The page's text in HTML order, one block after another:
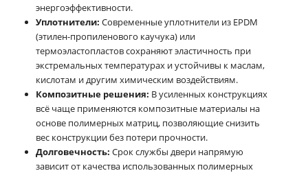
энергоэффективности.
Уплотнители: Современные уплотнители из EPDM
(этилен-пропиленового каучука) или
термоэластопластов сохраняют эластичность при
экстремальных температурах и устойчивы к маслам,
кислотам и другим химическим воздействиям.
Композитные решения: В усиленных конструкциях
всё чаще применяются композитные материалы на
основе полимерных матриц, позволяющие снизить
вес конструкции без потери прочности.
Долговечность: Срок службы двери напрямую
зависит от качества использованных полимерных